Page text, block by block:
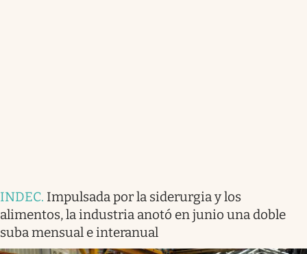
INDEC. Impulsada por la siderurgia y los
alimentos, la industria anotó en junio una doble
suba mensual e interanual